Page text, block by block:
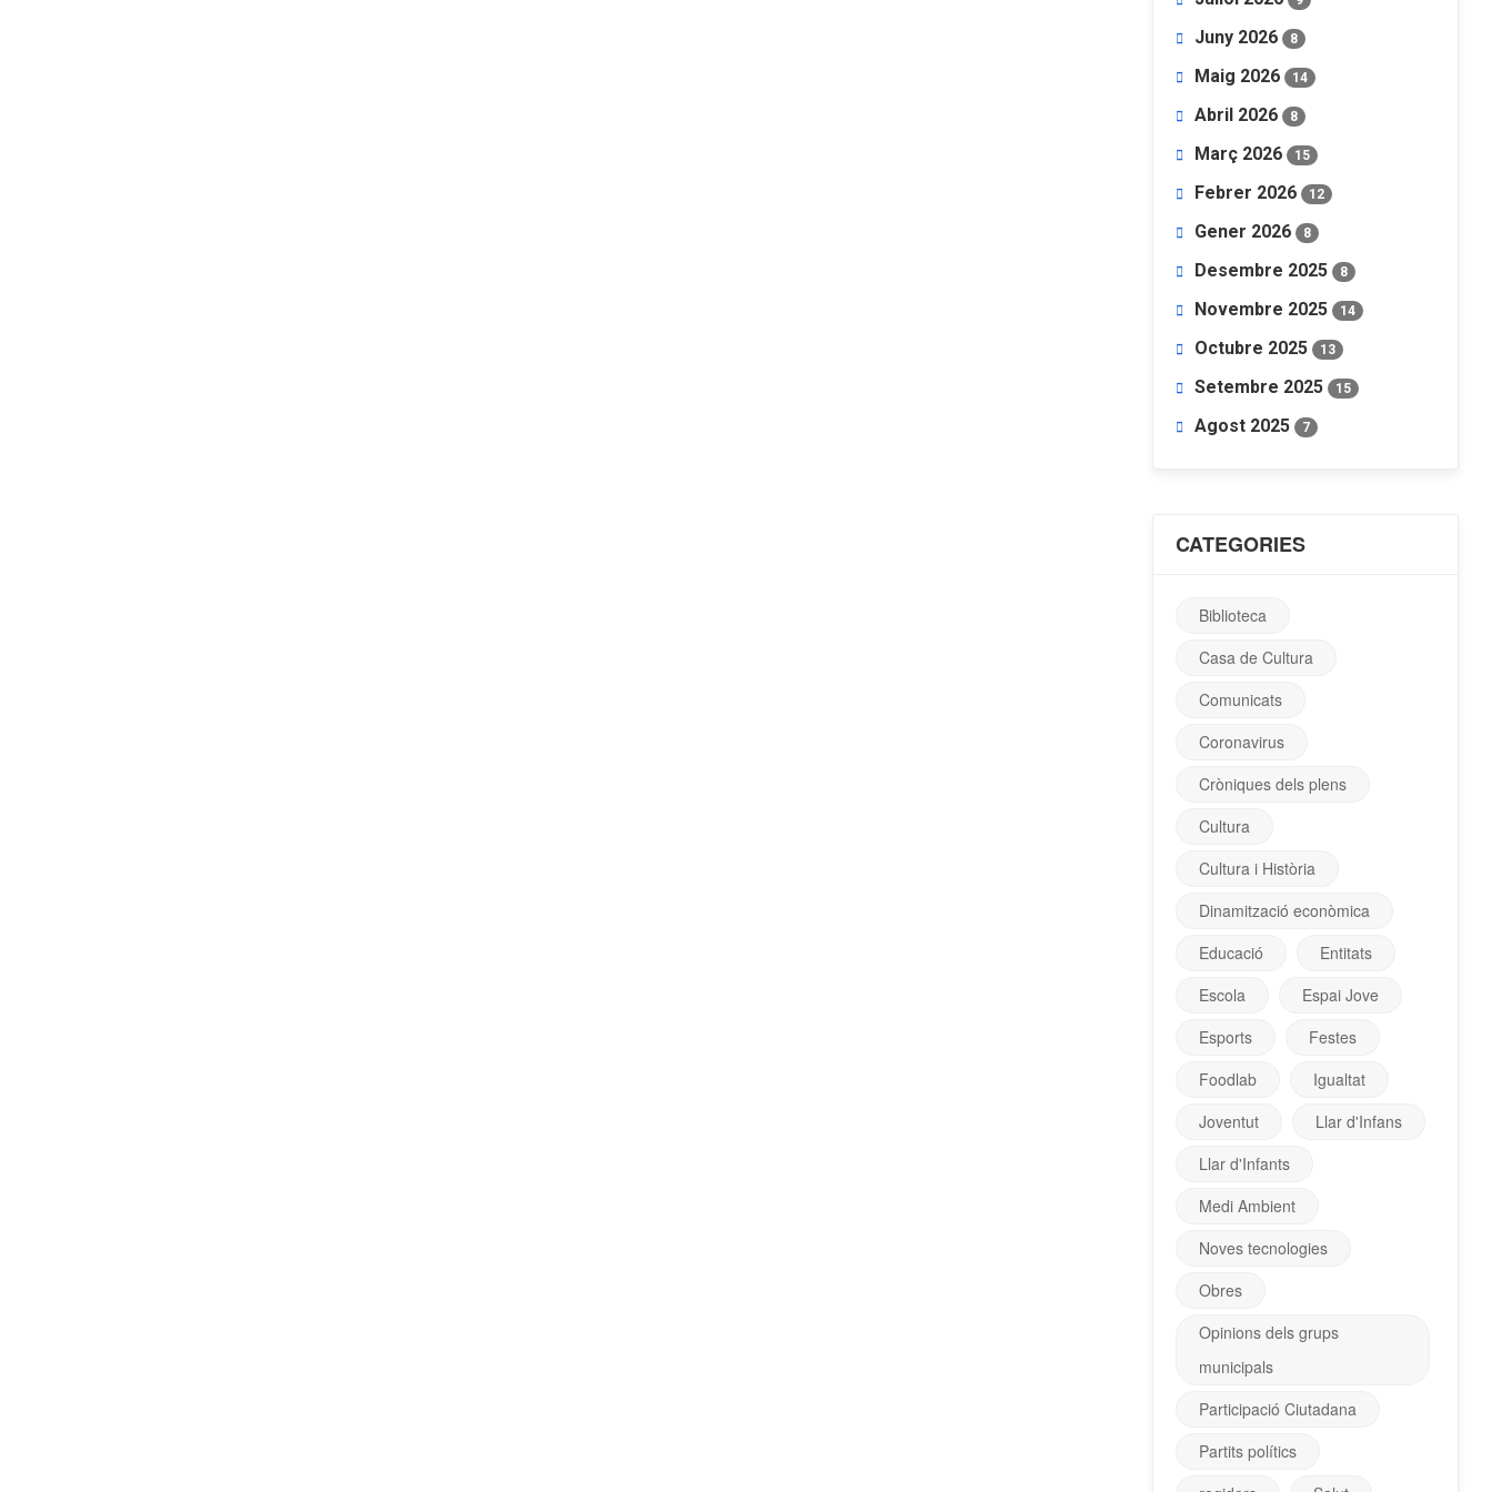
Juny 2026 8
Maig 2026 14
Abril 2026 8
Març 2026 15
Febrer 2026 12
Gener 2026 8
Desembre 2025 8
Novembre 2025 14
Octubre 2025 13
Setembre 2025 15
Agost 2025 7
CATEGORIES
Biblioteca
Casa de Cultura
Comunicats
Coronavirus
Cròniques dels plens
Cultura
Cultura i Història
Dinamització econòmica
Educació
Entitats
Escola
Espai Jove
Esports
Festes
Foodlab
Igualtat
Joventut
Llar d'Infans
Llar d'Infants
Medi Ambient
Noves tecnologies
Obres
Opinions dels grups
municipals
Participació Ciutadana
Partits polítics